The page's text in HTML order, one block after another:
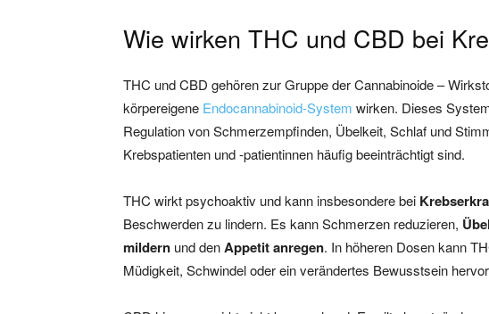
Wie wirken THC und CBD bei
THC und CBD gehören zur Gruppe der Cannabinoide –
körpereigene Endocannabinoid-System wirken. Dieses
Regulation von Schmerzempfinden, Übelkeit, Schlaf und
Krebspatienten und -patientinnen häufig beeinträchtigt sind.
THC wirkt psychoaktiv und kann insbesondere bei
Beschwerden zu lindern. Es kann Schmerzen reduzieren,
mildern und denAppetit anregen. In höheren Dosen kann
Müdigkeit, Schwindel oder ein verändertes Bewusstsein